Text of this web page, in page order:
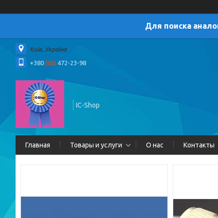
Для поиска
Київ, Україна
+380 (66) 472-23-98
IC-Shop
Главная Товары и услуги О нас Контакты